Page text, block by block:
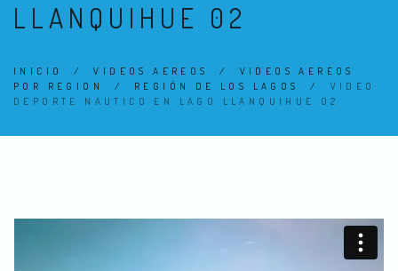
LLANQUIHUE 02
INICIO /VIDEOS AEREOS / VIDEOS AEREOS
POR REGION
/ REGIÓN DE LOS LAGOS / VIDEO
DEPORTE NAUTICO EN LAGO LLANQUIHUE 02